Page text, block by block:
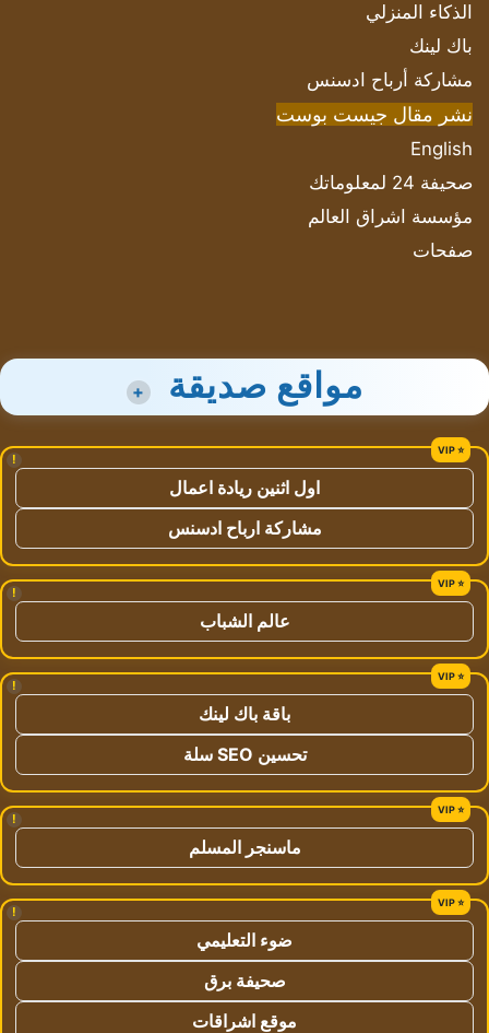
الذكاء المنزلي
باك لينك
مشاركة أرباح ادسنس
نشر مقال جيست بوست
English
صحيفة 24 لمعلوماتك
مؤسسة اشراق العالم
صفحات
مواقع صديقة +
!
اول اثنين ريادة اعمال
مشاركة ارباح ادسنس
!
عالم الشباب
!
باقة باك لينك
تحسين SEO سلة
!
ماسنجر المسلم
!
ضوء التعليمي
صحيفة برق
موقع اشراقات